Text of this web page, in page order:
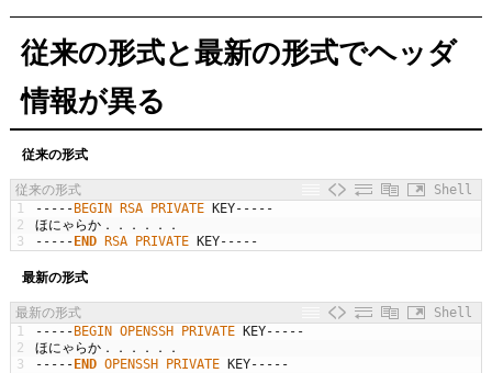
従来の形式と最新の形式でヘッダ
情報が異る
従来の形式
従来の形式
Shell
1
2
3
-- -- -BEGIN RSA PRIVATE KEY-- -- -
ほにゃらか．．．．．．
-- -- -END RSA PRIVATE KEY-- -- -
最新の形式
最新の形式
Shell
1
2
3
-- -- -BEGIN OPENSSH PRIVATE KEY-- -- -
ほにゃらか．．．．．．
-- -- -END OPENSSH PRIVATE KEY-- -- -